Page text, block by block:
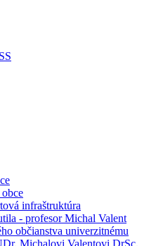
infraštruktúra
- profesor Michal Valent
občianstva univerzitnému
Michalovi Valentovi DrSc.